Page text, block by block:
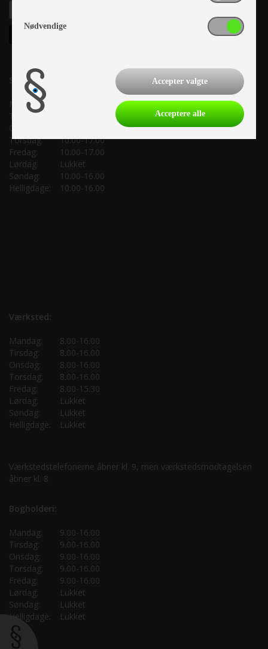
Salgsafdeling:
Mandag:
Tirsdag:
Onsdag:
Torsdag:
10.00-17.00
Fredag:
10.00-17.00
Lørdag:
Lukket
Søndag:
10.00-16.00
Helligdage:
10.00-16.00
Værksted:
Mandag:
8.00-16.00
Tirsdag:
8.00-16.00
Onsdag:
8.00-16.00
Torsdag:
8.00-16.00
Fredag:
8.00-15.30
Lørdag:
Lukket
Søndag:
Lukket
Helligdage:
Lukket
Værkstedstelefonerne åbner kl. 9, men værkstedsmodtagelsen
åbner kl. 8.
Bogholderi:
Mandag:
9.00-16.00
Tirsdag:
9.00-16.00
Onsdag:
9.00-16.00
Torsdag:
9.00-16.00
Fredag:
9.00-16.00
Lørdag:
Lukket
Søndag:
Lukket
Helligdage:
Lukket
Nødvendige
Accepter valgte
Acceptere alle